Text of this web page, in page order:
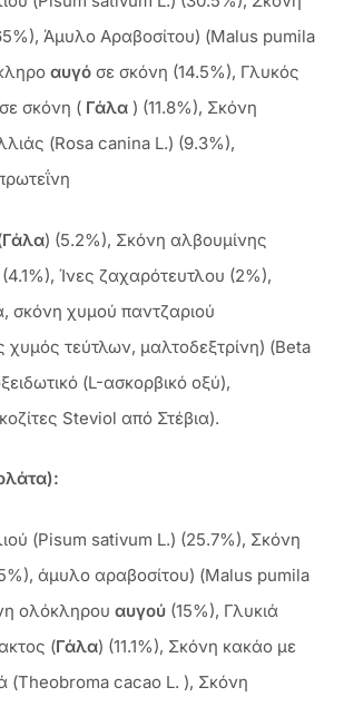
Άμυλο Αραβοσίτου) (Malus pumila
αυγό σε σκόνη (14.5%), Γλυκός
σκόνη ( Γάλα ) (11.8%), Σκόνη
(Rosa canina L.) (9.3%),
Γάλα) (5.2%), Σκόνη αλβουμίνης
Ίνες ζαχαρότευτλου (2%),
σκόνη χυμού παντζαριού
τεύτλων, μαλτοδεξτρίνη) (Beta
(L-ασκορβικό οξύ),
Steviol από Στέβια).
(Pisum sativum L.) (25.7%), Σκόνη
άμυλο αραβοσίτου) (Malus pumila
ολόκληρου αυγού (15%), Γλυκιά
(Γάλα) (11.1%), Σκόνη κακάο με
(Theobroma cacao L. ), Σκόνη